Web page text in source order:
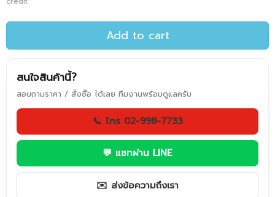
Add to cart
สนใจสินค้านี้?
สอบถามราคา / สั่งซื้อ ได้เลย ทีมงานพร้อมดูแลครับ
📞 โทร 02-998-7733
💬 แชทผ่าน LINE
✉️ ส่งข้อความถึงเรา